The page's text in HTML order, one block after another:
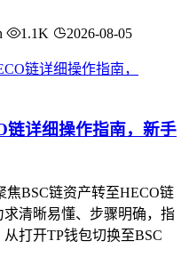
1.1K 2026-08-05
链详细操作指南，新手
焦BSC链资产转至HECO链
清晰易懂、步骤明确，指
打开TP钱包切换至BSC